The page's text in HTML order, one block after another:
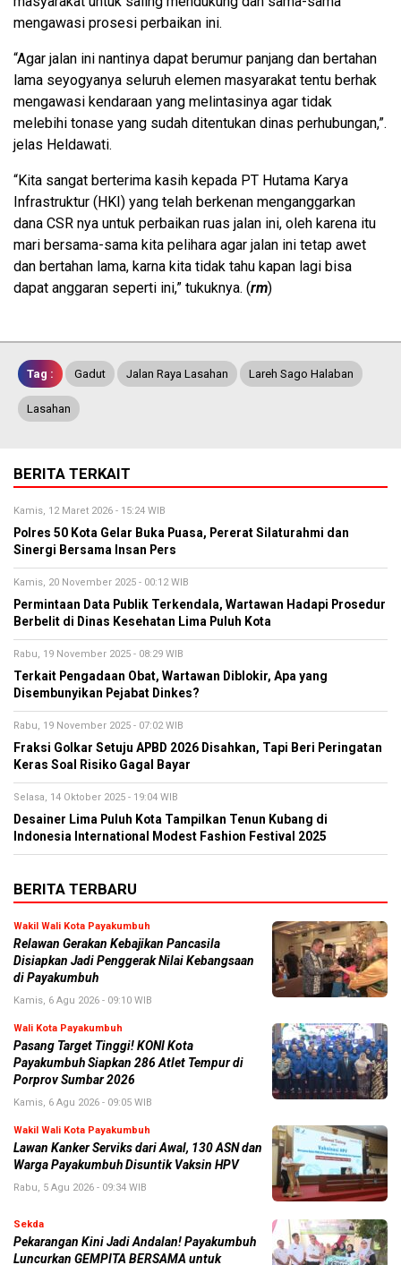
mengawasi prosesi perbaikan ini.
“Agar jalan ini nantinya dapat berumur panjang dan bertahan
lama seyogyanya seluruh elemen masyarakat tentu berhak
mengawasi kendaraan yang melintasinya agar tidak
melebihi tonase yang sudah ditentukan dinas perhubungan,”.
jelas Heldawati.
“Kita sangat berterima kasih kepada PT Hutama Karya
Infrastruktur (HKI) yang telah berkenan menganggarkan
dana CSR nya untuk perbaikan ruas jalan ini, oleh karena itu
mari bersama-sama kita pelihara agar jalan ini tetap awet
dan bertahan lama, karna kita tidak tahu kapan lagi bisa
dapat anggaran seperti ini,” tukuknya. (rm)
Tag : Gadut Jalan Raya Lasahan Lareh Sago Halaban
Lasahan
BERITA TERKAIT
Kamis, 12 Maret 2026 - 15:24 WIB
Polres 50 Kota Gelar Buka Puasa, Pererat Silaturahmi dan
Sinergi Bersama Insan Pers
Kamis, 20 November 2025 - 00:12 WIB
Permintaan Data Publik Terkendala, Wartawan Hadapi Prosedur
Berbelit di Dinas Kesehatan Lima Puluh Kota
Rabu, 19 November 2025 - 08:29 WIB
Terkait Pengadaan Obat, Wartawan Diblokir, Apa yang
Disembunyikan Pejabat Dinkes?
Rabu, 19 November 2025 - 07:02 WIB
Fraksi Golkar Setuju APBD 2026 Disahkan, Tapi Beri Peringatan
Keras Soal Risiko Gagal Bayar
Selasa, 14 Oktober 2025 - 19:04 WIB
Desainer Lima Puluh Kota Tampilkan Tenun Kubang di
Indonesia International Modest Fashion Festival 2025
BERITA TERBARU
Wakil Wali Kota Payakumbuh
Relawan Gerakan Kebajikan Pancasila
Disiapkan Jadi Penggerak Nilai Kebangsaan
di Payakumbuh
Kamis, 6 Agu 2026 - 09:10 WIB
Wali Kota Payakumbuh
Pasang Target Tinggi! KONI Kota
Payakumbuh Siapkan 286 Atlet Tempur di
Porprov Sumbar 2026
Kamis, 6 Agu 2026 - 09:05 WIB
Wakil Wali Kota Payakumbuh
Lawan Kanker Serviks dari Awal, 130 ASN dan
Warga Payakumbuh Disuntik Vaksin HPV
Rabu, 5 Agu 2026 - 09:34 WIB
Sekda
Pekarangan Kini Jadi Andalan! Payakumbuh
Luncurkan GEMPITA BERSAMA untuk